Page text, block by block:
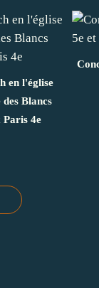
en l'église
Blancs
Paris 4e